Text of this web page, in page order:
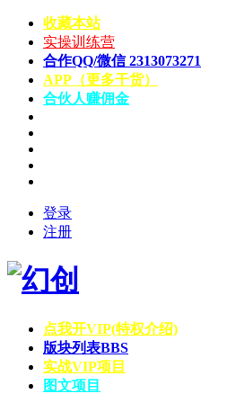
收藏本站
实操训练营
合作QQ/微信 2313073271
APP（更多干货）
合伙人赚佣金
登录
注册
点我开VIP(特权介绍)
版块列表BBS
实战VIP项目
图文项目